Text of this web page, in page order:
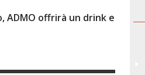
ADMO offrirà un drink e